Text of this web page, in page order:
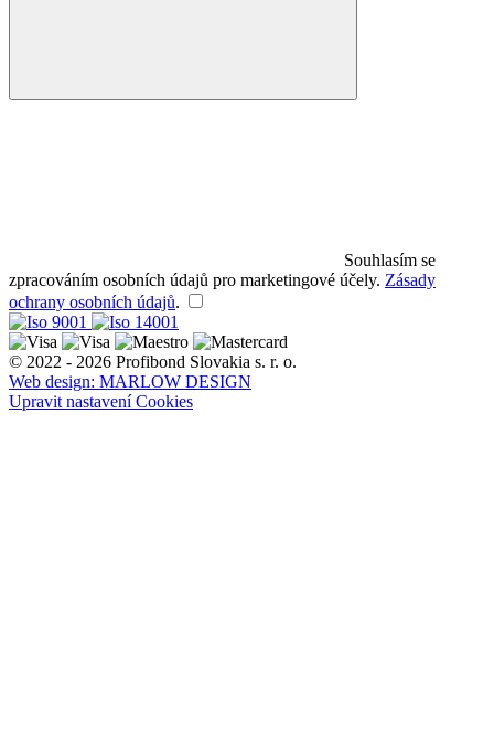
Souhlasím se
zpracováním osobních údajů pro marketingové účely. Zásady
ochrany osobních údajů.
© 2022 - 2026 Profibond Slovakia s. r. o.
Web design: MARLOW DESIGN
Upravit nastavení Cookies